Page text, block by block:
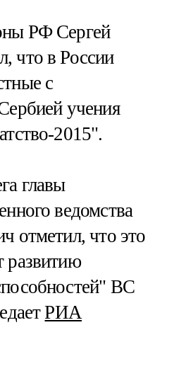
РФ Сергей
что в России
с
учения
2015".
главы
ведомства
отметил, что это
развитию
ВС
РИА